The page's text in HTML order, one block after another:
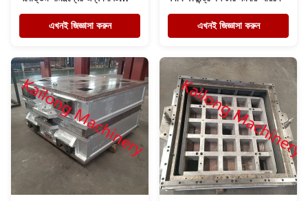
ছাঁচনির্মাণ মেশিনের স্পেসিফিকেশন মেলে
এখনই জিজ্ঞাসা করুন এখনই জিজ্ঞাসা করুন